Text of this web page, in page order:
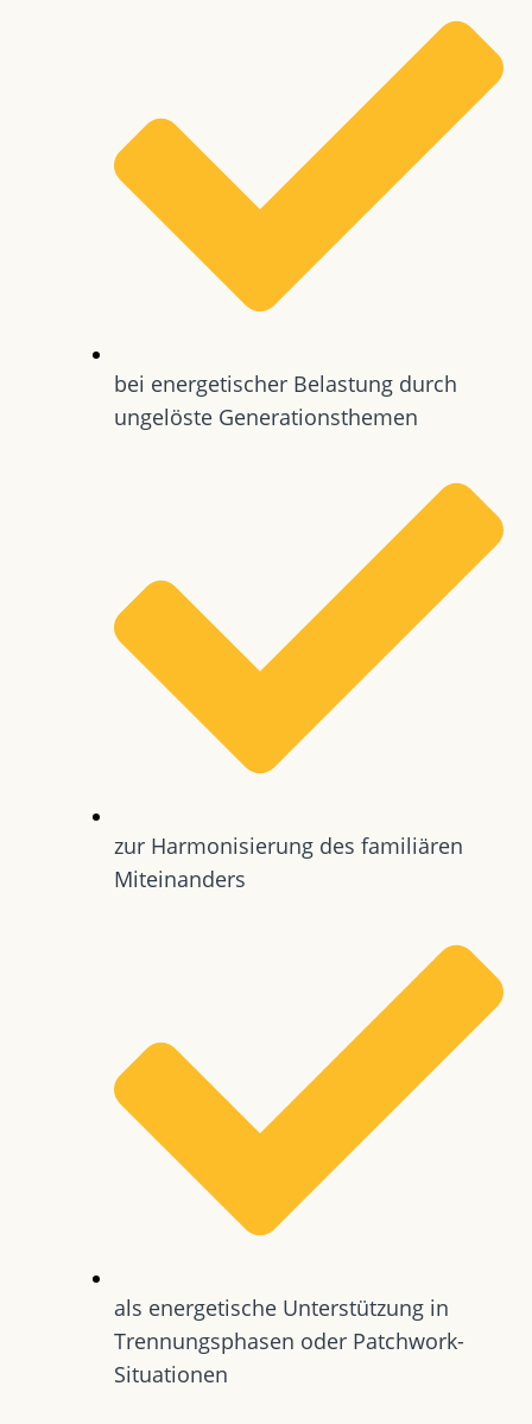
bei energetischer Belastung durch
ungelöste Generationsthemen
zur Harmonisierung des familiären
Miteinanders
als energetische Unterstützung in
Trennungsphasen oder Patchwork-
Situationen